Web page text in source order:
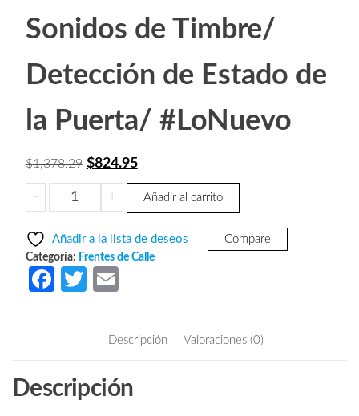
Sonidos de Timbre/
Detección de Estado de
la Puerta/ #LoNuevo
$1,378.29 El
precio
original
$1,378.29.
$824.95El
precio
$824.95.
-
DAHUA
VTO1000JM
Frente
de
Calle
Antivandalico
Exterior
IP66/
+ Añadir al carrito
Añadir a la lista de deseos Compare
Categoría: Frentes de Calle
Fa
o
T
itt
ail
Descripción Valoraciones (0)
Descripción